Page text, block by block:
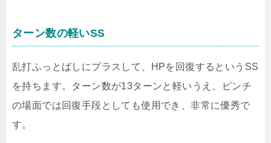
ターン数の軽いSS
乱打ふっとばしにプラスして、HPを回復するというSS
を持ちます。ターン数が13ターンと軽いうえ、ピンチ
の場面では回復手段としても使用でき、非常に優秀で
す。